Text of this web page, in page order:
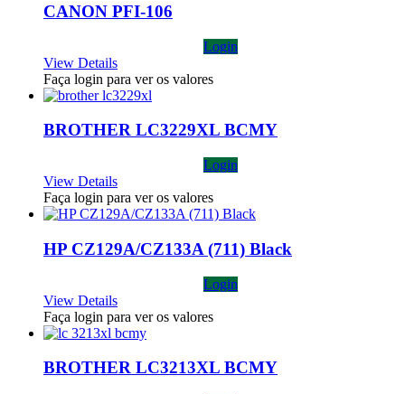
CANON PFI-106
Login
View Details
Faça login para ver os valores
BROTHER LC3229XL BCMY
Login
View Details
Faça login para ver os valores
HP CZ129A/CZ133A (711) Black
Login
View Details
Faça login para ver os valores
BROTHER LC3213XL BCMY